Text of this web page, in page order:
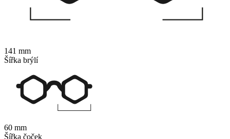
141 mm
Šířka brýlí
60 mm
Šířka čoček